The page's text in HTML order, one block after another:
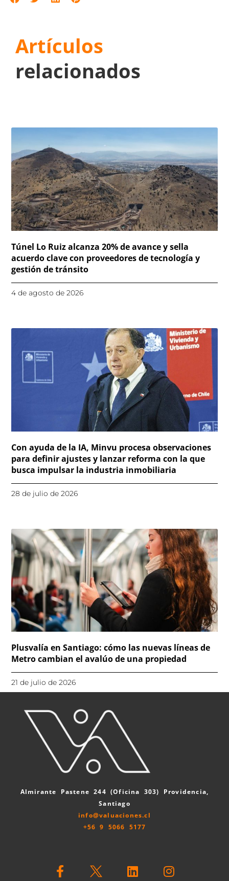
Artículos
relacionados
Túnel Lo Ruiz alcanza 20% de avance y sella
acuerdo clave con proveedores de tecnología y
gestión de tránsito
4 de agosto de 2026
Con ayuda de la IA, Minvu procesa observaciones
para definir ajustes y lanzar reforma con la que
busca impulsar la industria inmobiliaria
28 de julio de 2026
Plusvalía en Santiago: cómo las nuevas líneas de
Metro cambian el avalúo de una propiedad
21 de julio de 2026
Almirante Pastene 244 (Oficina 303) Providencia,
Santiago
info@valuaciones.cl
+56 9 5066 5177
a i n